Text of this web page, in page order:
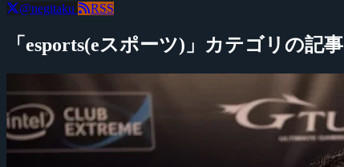
@negitaku RSS
「esports(eスポーツ)」カテゴリの記事